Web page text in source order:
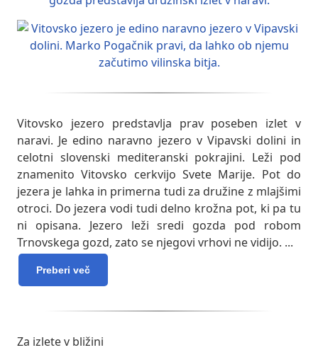
Vitovsko jezero predstavlja prav poseben izlet v
naravi. Je edino naravno jezero v Vipavski dolini in
celotni slovenski mediteranski pokrajini. Leži pod
znamenito Vitovsko cerkvijo Svete Marije. Pot do
jezera je lahka in primerna tudi za družine z mlajšimi
otroci. Do jezera vodi tudi delno krožna pot, ki pa tu
ni opisana. Jezero leži sredi gozda pod robom
Trnovskega gozd, zato se njegovi vrhovi ne vidijo. ...
Preberi več
Za izlete v bližini